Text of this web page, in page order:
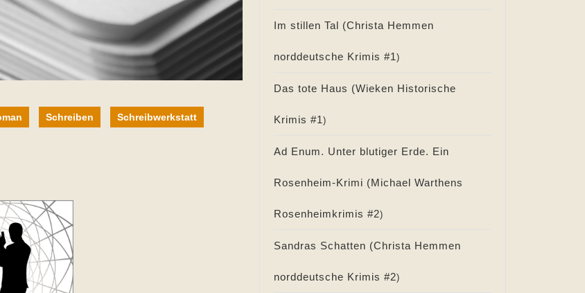
Schreiben Schreibwerkstatt
Im stillen Tal (Christa Hemmen
norddeutsche Krimis #1)
Das tote Haus (Wieken Historische
Krimis #1)
Ad Enum. Unter blutiger Erde. Ein
Rosenheim-Krimi (Michael Warthens
Rosenheimkrimis #2)
Sandras Schatten (Christa Hemmen
norddeutsche Krimis #2)